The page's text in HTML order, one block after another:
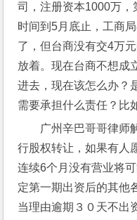
司，注册资本1000万
时间到5月底止，工商
了，但台商没有交4万
放着。现在台商不想成
进去，现在该怎么办？
需要承担什么责任？比
广州辛巴哥哥律师
行股权转让，如果有人
连续6个月没有营业将
定第一期出资后的其他
当理由逾期３０天不出